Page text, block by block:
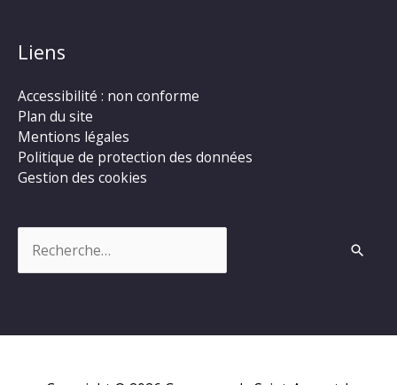
Liens
Accessibilité : non conforme
Plan du site
Mentions légales
Politique de protection des données
Gestion des cookies